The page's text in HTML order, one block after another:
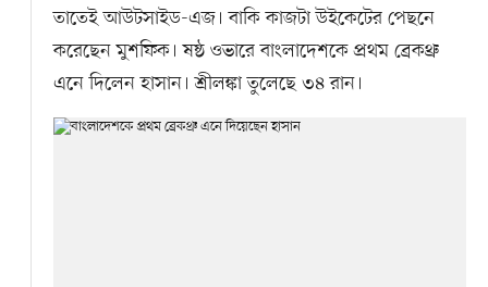
তাতেই আউটসাইড-এজ। বাকি কাজটা উইকেটের পেছনে
করেছেন মুশফিক। ষষ্ঠ ওভারে বাংলাদেশকে প্রথম ব্রেকথ্রু
এনে দিলেন হাসান। শ্রীলঙ্কা তুলেছে ৩৪ রান।